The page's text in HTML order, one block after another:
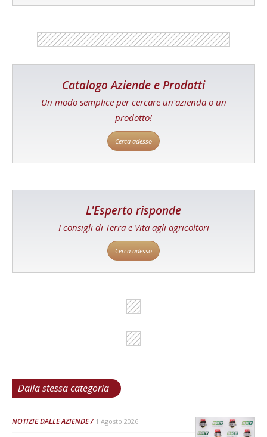
Catalogo Aziende e Prodotti
Un modo semplice per cercare un'azienda o un
prodotto!
Cerca adesso
L'Esperto risponde
I consigli di Terra e Vita agli agricoltori
Cerca adesso
Dalla stessa categoria
NOTIZIE DALLE AZIENDE 1 Agosto 2026